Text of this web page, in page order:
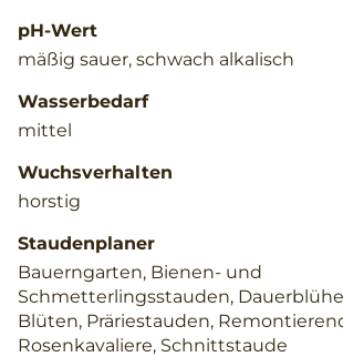
pH-Wert
mäßig sauer, schwach alkalisch
Wasserbedarf
mittel
Wuchsverhalten
horstig
Staudenplaner
Bauerngarten, Bienen- und
Schmetterlingsstauden,
Blüten, Präriestauden,
Rosenkavaliere, Schnittstaude